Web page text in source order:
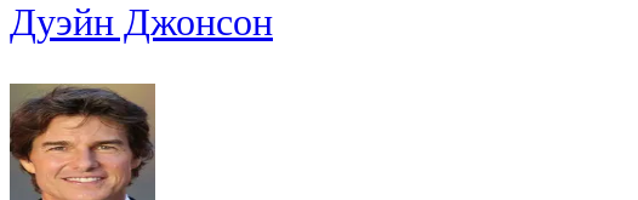
Дуэйн Джонсон